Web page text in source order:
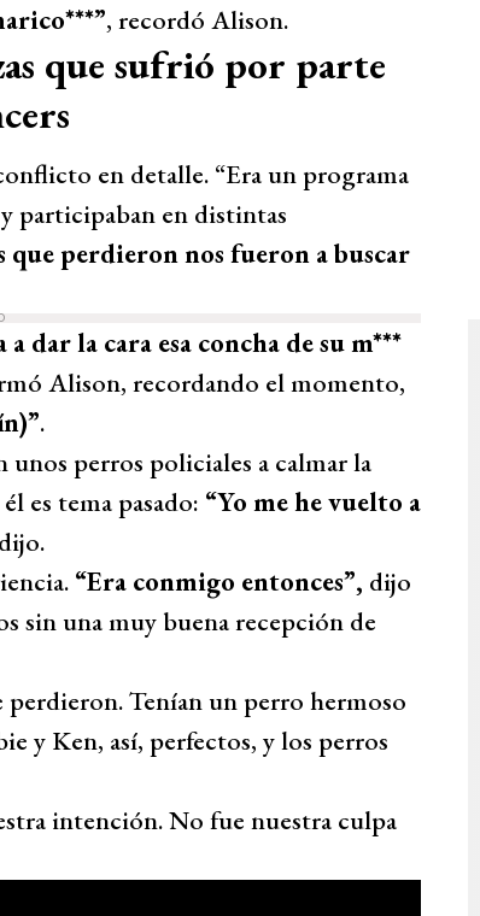
, recordó Alison.
que sufrió por parte
en detalle. “Era un programa
participaban en distintas
perdieron nos fueron a buscar
dar la cara esa concha de su m***
Alison, recordando el momento,
.
perros policiales a calmar la
es tema pasado: “Yo me he vuelto a
“Era conmigo entonces”, dijo
sin una muy buena recepción de
Tenían un perro hermoso
y Ken, así, perfectos, y los perros
intención. No fue nuestra culpa